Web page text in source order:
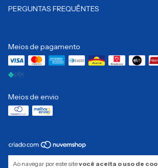
Ao navegar por este sitevocê aceita o uso de
PERGUNTAS FREQUÊNTES
Meios de pagamento
Meios de envio
Copyright Pró Essence Cosméticos LTDA -
os direitos reservados.